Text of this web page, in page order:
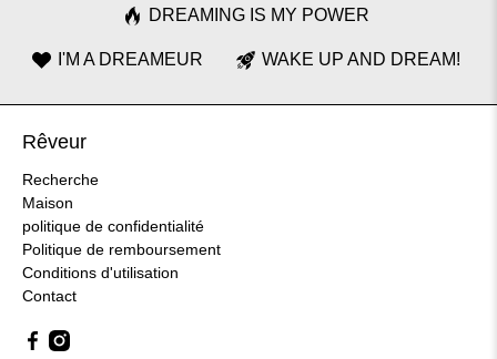
DREAMING IS MY POWER
I'M A DREAMEUR WAKE UP AND DREAM!
Rêveur
Recherche
Maison
politique de confidentialité
Politique de remboursement
Conditions d'utilisation
Contact